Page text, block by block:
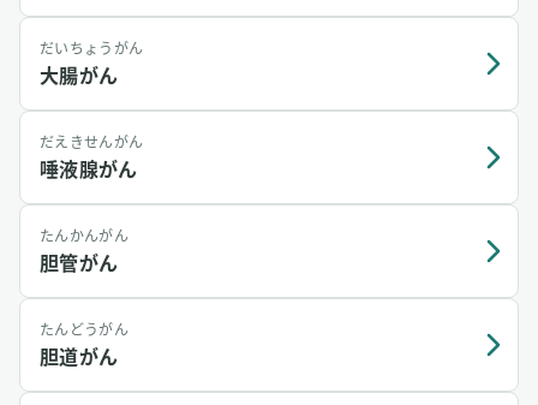
だいちょうがん
大腸がん
だえきせんがん
唾液腺がん
たんかんがん
胆管がん
たんどうがん
胆道がん